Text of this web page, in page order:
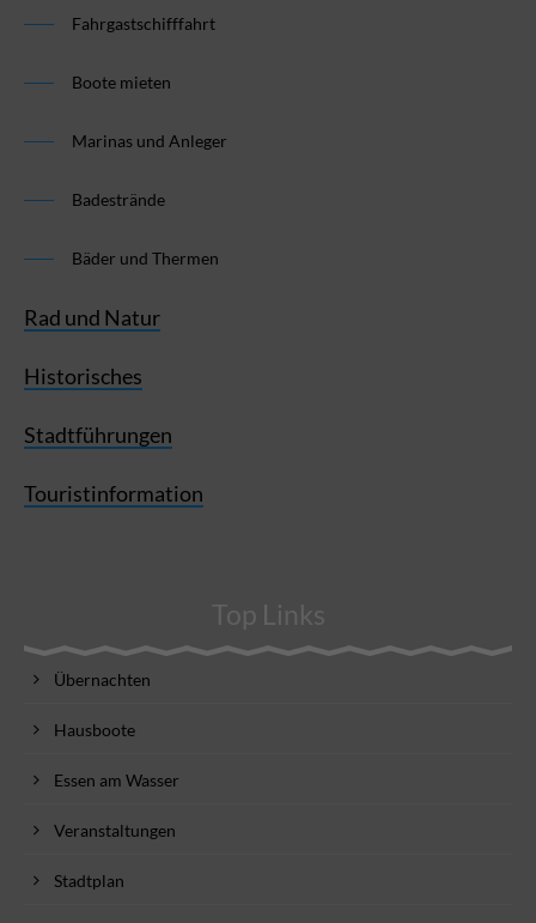
Fahrgastschifffahrt
Boote mieten
Marinas und Anleger
Badestrände
Bäder und Thermen
Rad und Natur
Historisches
Stadtführungen
Touristinformation
Top Links
Übernachten
Hausboote
Essen am Wasser
Veranstaltungen
Stadtplan